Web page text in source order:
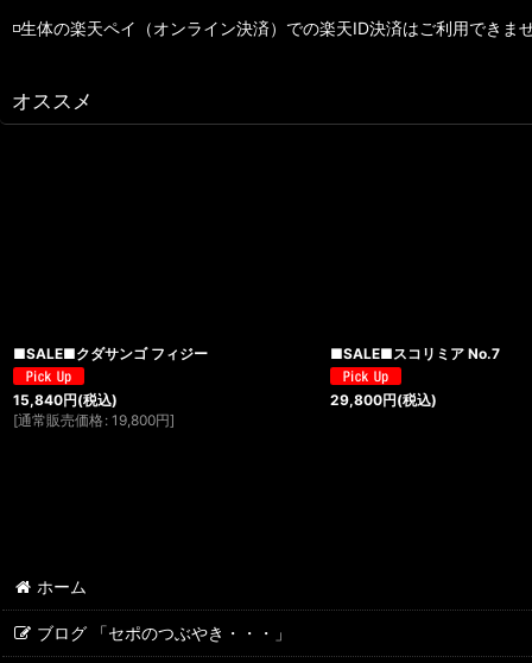
◽️生体の楽天ペイ（オンライン決済）での楽天ID決済はご利用できま
オススメ
■SALE■クダサンゴ フィジー
15,840円(税込)
[通常販売価格 : 19,800円]
■SALE■スコリミア No.7
29,800円(税込)
ホーム
ブログ 「セポのつぶやき・・・」